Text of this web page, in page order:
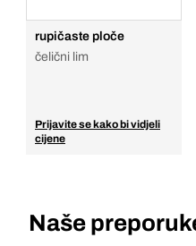
rupičaste ploče
čelični lim
Prijavite se kako bi vidjeli
cijene
Naše